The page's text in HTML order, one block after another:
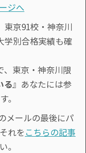
ジへ
東京91校・神奈川
学別合格実績も確
東京・神奈川限
る』あなたには参
。
メールの最後にパ
れを こちらの記事
。